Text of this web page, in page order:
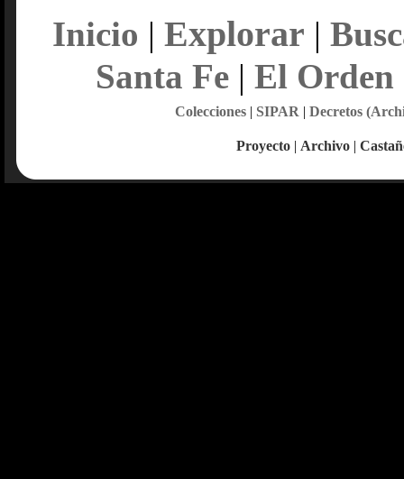
Inicio | Explorar |
Santa Fe| El Orden
Colecciones| SIPAR | Decretos
Proyecto | Archivo |